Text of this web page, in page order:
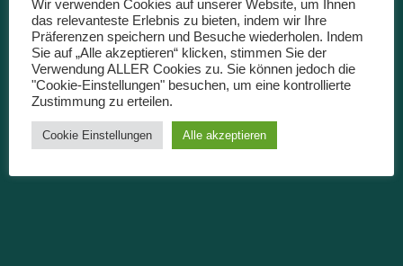
KONTAKT
Obmann Roland Greinig
Wir verwenden Cookies auf unserer Website, um Ihnen
das relevanteste Erlebnis zu bieten, indem wir Ihre
Präferenzen speichern und Besuche wiederholen. Indem
Sie auf „Alle akzeptieren“ klicken, stimmen Sie der
Verwendung ALLER Cookies zu. Sie können jedoch die
"Cookie-Einstellungen" besuchen, um eine kontrollierte
Zustimmung zu erteilen.
Cookie Einstellungen Alle akzeptieren